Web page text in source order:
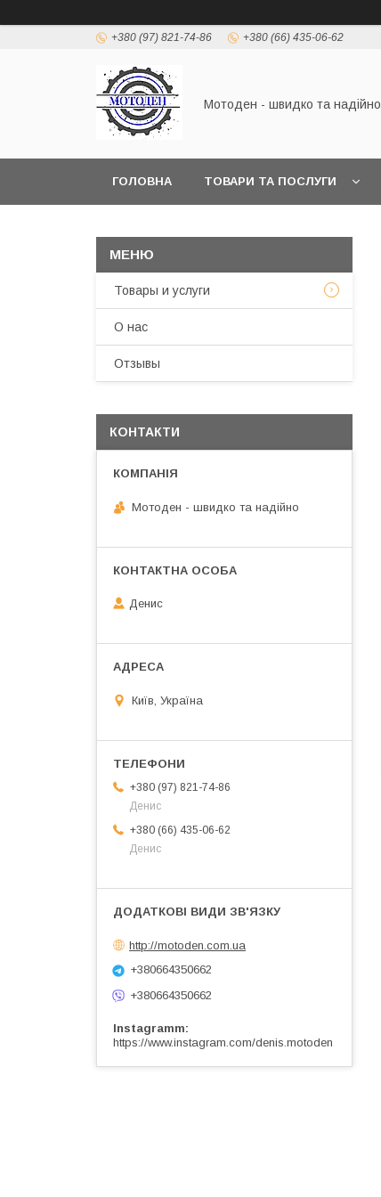
+380 (97) 821-74-86 +380 (66) 435-06-62
Мотоден - швидко та надійно
ГОЛОВНА ТОВАРИ ТА ПОСЛУГИ
Товары и услуги
О нас
Отзывы
КОНТАКТИ
Мотоден - швидко та надійно
Денис
Київ, Україна
+380 (97) 821-74-86
Денис
+380 (66) 435-06-62
Денис
http://motoden.com.ua
+380664350662
+380664350662
Instagramm
https://www.instagram.com/denis.motoden